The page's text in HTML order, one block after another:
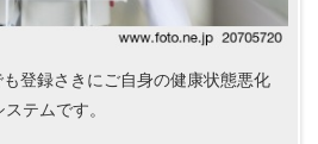
登録さきにご自身の健康状態悪化
テムです。